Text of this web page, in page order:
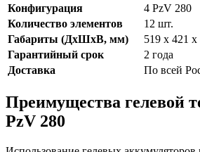
Конфигурация
4 PzV 280
Количество элементов
12 шт.
Габариты (ДхШхВ, мм)
519 х 421 х
Гарантийный срок
2 года
Доставка
По всей
Преимущества гелевой
PzV 280